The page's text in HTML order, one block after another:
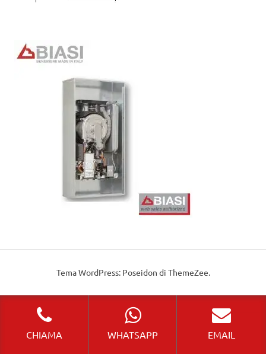
Tema WordPress: Poseidon di ThemeZee.
CHIAMA WHATSAPP EMAIL